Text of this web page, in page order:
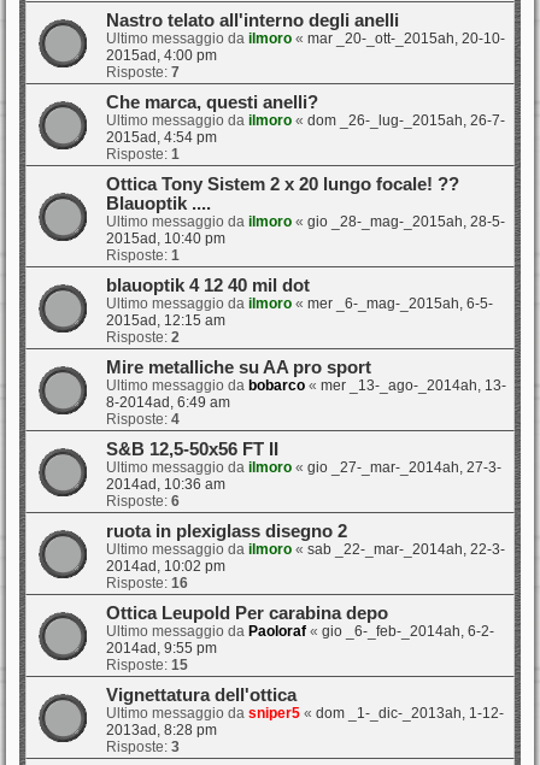
Nastro telato all'interno degli anelli
Ultimo messaggio da ilmoro « mar _20-_ott-_2015ah, 20-10-
2015ad, 4:00 pm
Risposte: 7
Che marca, questi anelli?
Ultimo messaggio da ilmoro « dom _26-_lug-_2015ah, 26-7-
2015ad, 4:54 pm
Risposte: 1
Ottica Tony Sistem 2 x 20 lungo focale! ??
Blauoptik ....
Ultimo messaggio da ilmoro « gio _28-_mag-_2015ah, 28-5-
2015ad, 10:40 pm
Risposte: 1
blauoptik 4 12 40 mil dot
Ultimo messaggio da ilmoro « mer _6-_mag-_2015ah, 6-5-
2015ad, 12:15 am
Risposte: 2
Mire metalliche su AA pro sport
Ultimo messaggio da bobarco « mer _13-_ago-_2014ah, 13-
8-2014ad, 6:49 am
Risposte: 4
S&B 12,5-50x56 FT II
Ultimo messaggio da ilmoro « gio _27-_mar-_2014ah, 27-3-
2014ad, 10:36 am
Risposte: 6
ruota in plexiglass disegno 2
Ultimo messaggio da ilmoro « sab _22-_mar-_2014ah, 22-3-
2014ad, 10:02 pm
Risposte: 16
Ottica Leupold Per carabina depo
Ultimo messaggio da Paoloraf « gio _6-_feb-_2014ah, 6-2-
2014ad, 9:55 pm
Risposte: 15
Vignettatura dell'ottica
Ultimo messaggio da sniper5 « dom _1-_dic-_2013ah, 1-12-
2013ad, 8:28 pm
Risposte: 3